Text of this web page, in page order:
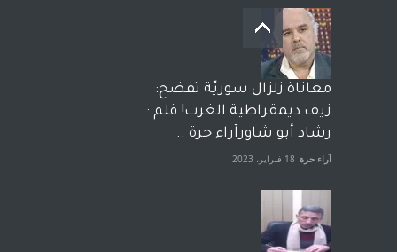
معاناة زلزال سوريّة تفضح:
زيف ديمقراطية الغرب! قلم :
رشاد أبو شاورآراء حرة ..
آراء حرة 18 فبراير، 2023